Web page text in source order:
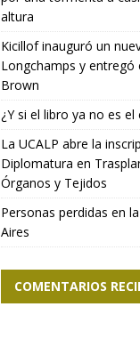
altura
Kicillof inauguró un
Longchamps y entregó
Brown
¿Y si el libro ya no es el
La UCALP abre la
Diplomatura en
Órganos y Tejidos
Personas perdidas en
Aires
COMENTARIOS